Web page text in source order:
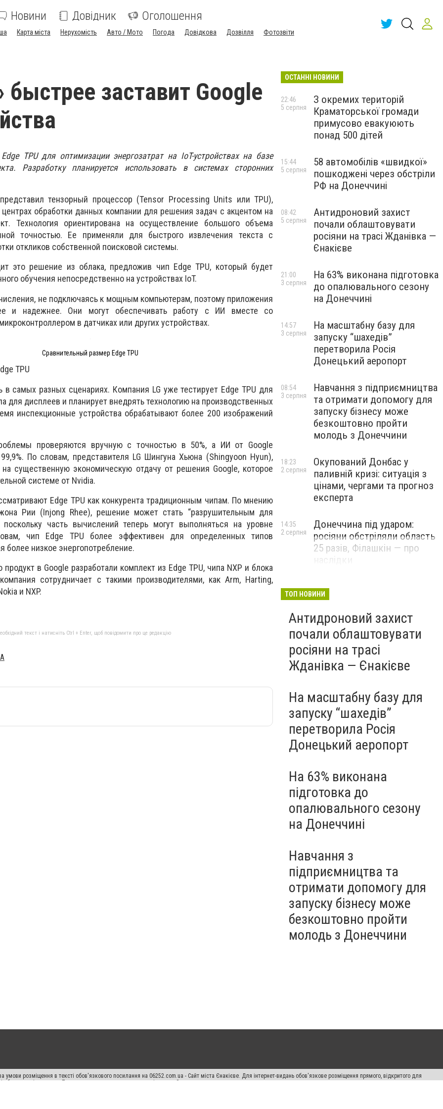
Новини Довідник Оголошення
Карта міста Нерухомість Авто / Мото Погода Довідкова Дозвілля Фотозвіти
заставит Google
TPU для оптимизации энергозатрат на IoT-устройствах на базе
Разработку планируется использовать в системах сторонних
тензорный процессор (Tensor Processing Units или TPU),
обработки данных компании для решения задач с акцентом на
Технология ориентирована на осуществление большого объема
точностью. Ее применяли для быстрого извлечения текста с
откликов собственной поисковой системы.
это решение из облака, предложив чип Edge TPU, который будет
обучения непосредственно на устройствах IoT.
не подключаясь к мощным компьютерам, поэтому приложения
и надежнее. Они могут обеспечивать работу с ИИ вместе со
в датчиках или других устройствах.
Сравнительный размер Edge TPU
TPU
в самых разных сценариях. Компания LG уже тестирует Edge TPU для
для дисплеев и планирует внедрять технологию на производственных
инспекционные устройства обрабатывают более 200 изображений
проверяются вручную с точностью в 50%, а ИИ от Google
По словам, представителя LG Шингуна Хьюна (Shingyoon Hyun),
существенную экономическую отдачу от решения Google, которое
системе от Nvidia.
Edge TPU как конкурента традиционным чипам. По мнению
Рии (Injong Rhee), решение может стать “разрушительным для
поскольку часть вычислений теперь могут выполняться на уровне
чип Edge TPU более эффективен для определенных типов
более низкое энергопотребление.
в Google разработали комплект из Edge TPU, чипа NXP и блока
сотрудничает с такими производителями, как Arm, Harting,
и NXP.
текст і натисніть Ctrl + Enter, щоб повідомити про це редакцію
ОСТАННІ НОВИНИ
З окремих територій
Краматорської громади
примусово евакуюють
понад 500 дітей
22:46
5 серпня
58 автомобілів «швидкої»
пошкоджені через обстріли
РФ на Донеччині
15:44
5 серпня
Антидроновий захист
почали облаштовувати
росіяни на трасі Жданівка —
Єнакієве
08:42
5 серпня
На 63% виконана підготовка
до опалювального сезону
на Донеччині
21:00
3 серпня
На масштабну базу для
запуску “шахедів”
перетворила Росія
Донецький аеропорт
14:57
3 серпня
Навчання з підприємництва
та отримати допомогу для
запуску бізнесу може
безкоштовно пройти
молодь з Донеччини
08:54
3 серпня
Окупований Донбас у
паливній кризі: ситуація з
цінами, чергами та прогноз
експерта
18:23
2 серпня
Донеччина під ударом:
росіяни обстріляли область
25 разів, Філашкін — про
14:35
2 серпня
ТОП НОВИНИ
Антидроновий захист
почали облаштовувати
росіяни на трасі
Жданівка — Єнакієве
На масштабну базу для
запуску “шахедів”
перетворила Росія
Донецький аеропорт
На 63% виконана
підготовка до
опалювального сезону
на Донеччині
Навчання з
підприємництва та
отримати допомогу для
запуску бізнесу може
безкоштовно пройти
молодь з Донеччини
умови розміщення в тексті обов'язкового посилання на 06252.com.ua - Сайт міста Єнакієве. Для інтернет-видань обов'язкове розміщення прямого, відкритого для
або в якості джерела. Порушення виняткових прав переслідується Законом.